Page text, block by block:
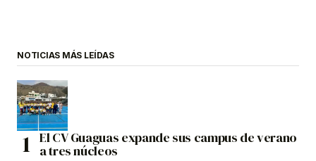
NOTICIAS MÁS LEÍDAS
El CV Guaguas expande sus campus de verano
a tres núcleos